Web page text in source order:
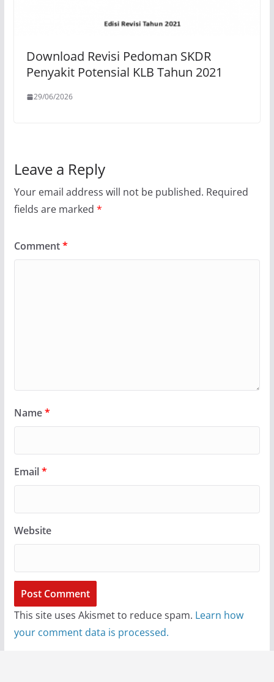
Download Revisi Pedoman SKDR
Penyakit Potensial KLB Tahun 2021
29/06/2026
Leave a Reply
Your email address will not be published. Required
fields are marked *
Comment*
Name*
Email*
Website
This site uses Akismet to reduce spam. Learn how
your comment data is processed.